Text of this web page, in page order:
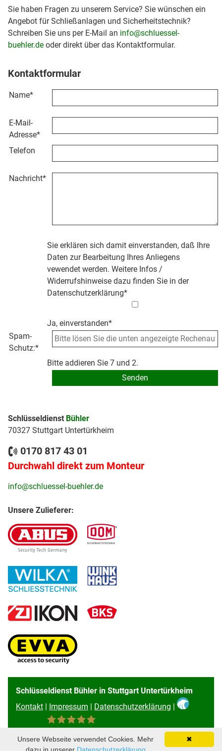
Sie haben Fragen zu unserem Service? Sie wünschen ein
Angebot für Schließanlagen und Sicherheitstechnik?
Schreiben Sie uns per E-Mail an info@schluessel-
buehler.de oder direkt über das Kontaktformular.
Kontaktformular
Name*
E-Mail-
Adresse*
Telefon
Nachricht*
Sie erklären sich damit einverstanden, daß Ihre
Daten zur Bearbeitung Ihres Anliegens
vewendet werden. Weitere Infos /
Widerrufshinweise dazu finden Sie in der
Datenschutzerklärung*
Ja, einverstanden*
Spam-
Schutz:*
Bitte addieren Sie 7 und 2.
Schlüsseldienst Bühler
70327 Stuttgart Untertürkheim
0170 817 43 01
Durchwahl direkt zum Monteur
info@schluessel-buehler.de
Unsere Zulieferer:
Schlüsseldienst Bühler in Stuttgart Untertürkheim
Kontakt | Impressum | Datenschutzerklärung |
✖
Unsere Webseite verwendet Cookies. Mehr